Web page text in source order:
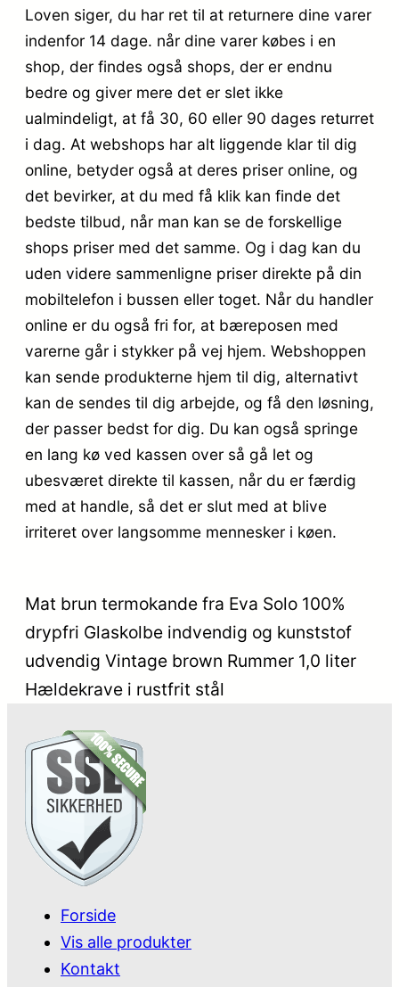
Loven siger, du har ret til at returnere dine varer
indenfor 14 dage. når dine varer købes i en
shop, der findes også shops, der er endnu
bedre og giver mere det er slet ikke
ualmindeligt, at få 30, 60 eller 90 dages returret
i dag. At webshops har alt liggende klar til dig
online, betyder også at deres priser online, og
det bevirker, at du med få klik kan finde det
bedste tilbud, når man kan se de forskellige
shops priser med det samme. Og i dag kan du
uden videre sammenligne priser direkte på din
mobiltelefon i bussen eller toget. Når du handler
online er du også fri for, at bæreposen med
varerne går i stykker på vej hjem. Webshoppen
kan sende produkterne hjem til dig, alternativt
kan de sendes til dig arbejde, og få den løsning,
der passer bedst for dig. Du kan også springe
en lang kø ved kassen over så gå let og
ubesværet direkte til kassen, når du er færdig
med at handle, så det er slut med at blive
irriteret over langsomme mennesker i køen.
Mat brun termokande fra Eva Solo 100%
drypfri Glaskolbe indvendig og kunststof
udvendig Vintage brown Rummer 1,0 liter
Hældekrave i rustfrit stål
Forside
Vis alle produkter
Kontakt